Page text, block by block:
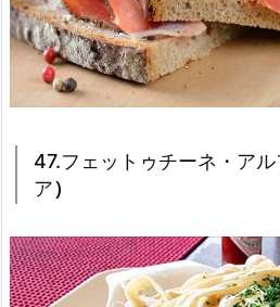
47.フェットゥチーネ・ア
ア）